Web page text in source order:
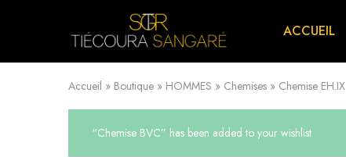
TIECOURA
SANGARE
Vêtements
et
Chaussures
avec
wax.
ACCUEIL
Accueil » Boutique » HOMMES » Chemises » Chemise EH.IX
“Chemise BVC” has been added to your wishlist